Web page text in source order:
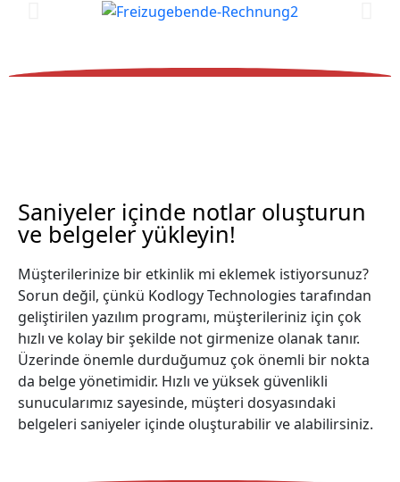
Saniyeler içinde notlar oluşturun
ve belgeler yükleyin!
Müşterilerinize bir etkinlik mi eklemek istiyorsunuz?
Sorun değil, çünkü Kodlogy Technologies tarafından
geliştirilen yazılım programı, müşterileriniz için çok
hızlı ve kolay bir şekilde not girmenize olanak tanır.
Üzerinde önemle durduğumuz çok önemli bir nokta
da belge yönetimidir. Hızlı ve yüksek güvenlikli
sunucularımız sayesinde, müşteri dosyasındaki
belgeleri saniyeler içinde oluşturabilir ve alabilirsiniz.